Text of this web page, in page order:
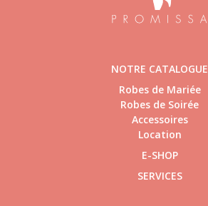
NOTRE CATALOGUE
Robes de Mariée
Robes de Soirée
Accessoires
Location
E-SHOP
SERVICES